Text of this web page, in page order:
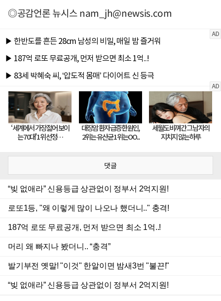
◎공감언론 뉴시스nam_jh@newsis.com
댓글